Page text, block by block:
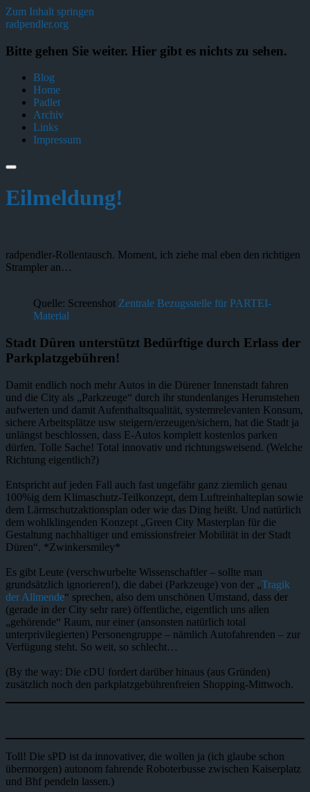
Zum Inhalt springen
radpendler.org
Bitte gehen Sie weiter. Hier gibt es nichts zu sehen.
Blog
Home
Padlet
Archiv
Links
Impressum
Eilmeldung!
radpendler-Rollentausch. Moment, ich ziehe mal eben den richtigen
Strampler an…
Quelle: Screenshot Zentrale Bezugsstelle für PARTEI-
Material
Stadt Düren unterstützt Bedürftige durch Erlass der
Parkplatzgebühren!
Damit endlich noch mehr Autos in die Dürener Innenstadt fahren
und die City als „Parkzeuge“ durch ihr stundenlanges Herumstehen
aufwerten und damit Aufenthaltsqualität, systemrelevanten Konsum,
sichere Arbeitsplätze usw steigern/erzeugen/sichern, hat die Stadt ja
unlängst beschlossen, dass E-Autos komplett kostenlos parken
dürfen. Tolle Sache! Total innovativ und richtungsweisend. (Welche
Richtung eigentlich?)
Entspricht auf jeden Fall auch fast ungefähr ganz ziemlich genau
100%ig dem Klimaschutz-Teilkonzept, dem Luftreinhalteplan sowie
dem Lärmschutzaktionsplan oder wie das Ding heißt. Und natürlich
dem wohlklingenden Konzept „Green City Masterplan für die
Gestaltung nachhaltiger und emissionsfreier Mobilität in der Stadt
Düren“. *Zwinkersmiley*
Es gibt Leute (verschwurbelte Wissenschaftler – sollte man
grundsätzlich ignorieren!), die dabei (Parkzeuge) von der „Tragik
der Allmende“ sprechen, also dem unschönen Umstand, dass der
(gerade in der City sehr rare) öffentliche, eigentlich uns allen
„gehörende“ Raum, nur einer (ansonsten natürlich total
unterprivilegierten) Personengruppe – nämlich Autofahrenden – zur
Verfügung steht. So weit, so schlecht…
(By the way: Die cDU fordert darüber hinaus (aus Gründen)
zusätzlich noch den parkplatzgebührenfreien Shopping-Mittwoch.
Toll! Die sPD ist da innovativer, die wollen ja (ich glaube schon
übermorgen) autonom fahrende Roboterbusse zwischen Kaiserplatz
und Bhf pendeln lassen.)